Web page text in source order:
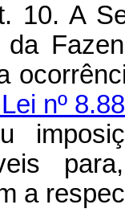
10. A
da
nº
a